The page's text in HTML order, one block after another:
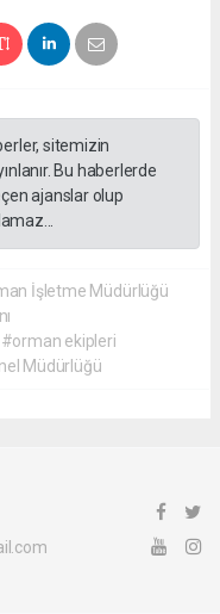
sitemizin
Bu haberlerde
ajanslar olup
İşletme Müdürlüğü
#orman ekipleri
Müdürlüğü